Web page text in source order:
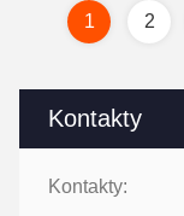
Kontakty
Kontakty:
1 2